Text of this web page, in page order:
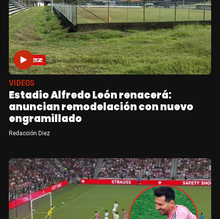
VIDEOS
Estadio Alfredo León renacerá:
anuncian remodelación con nuevo
engramillado
Redacción Diez